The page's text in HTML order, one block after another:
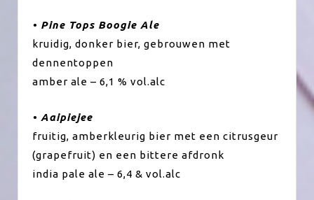
• Pine Tops Boogie Ale
kruidig, donker bier, gebrouwen met
dennentoppen
amber ale – 6,1 % vol.alc
• Aaipiejee
fruitig, amberkleurig bier met een citrusgeur
(grapefruit) en een bittere afdronk
india pale ale – 6,4 & vol.alc